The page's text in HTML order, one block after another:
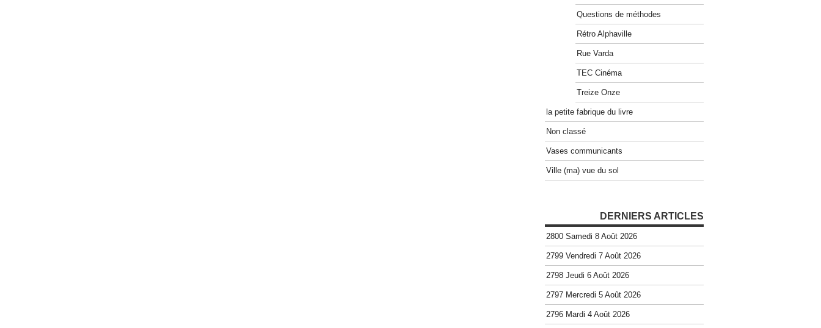
Questions de méthodes
Rétro Alphaville
Rue Varda
TEC Cinéma
Treize Onze
la petite fabrique du livre
Non classé
Vases communicants
Ville (ma) vue du sol
DERNIERS ARTICLES
2800 Samedi 8 Août 2026
2799 Vendredi 7 Août 2026
2798 Jeudi 6 Août 2026
2797 Mercredi 5 Août 2026
2796 Mardi 4 Août 2026